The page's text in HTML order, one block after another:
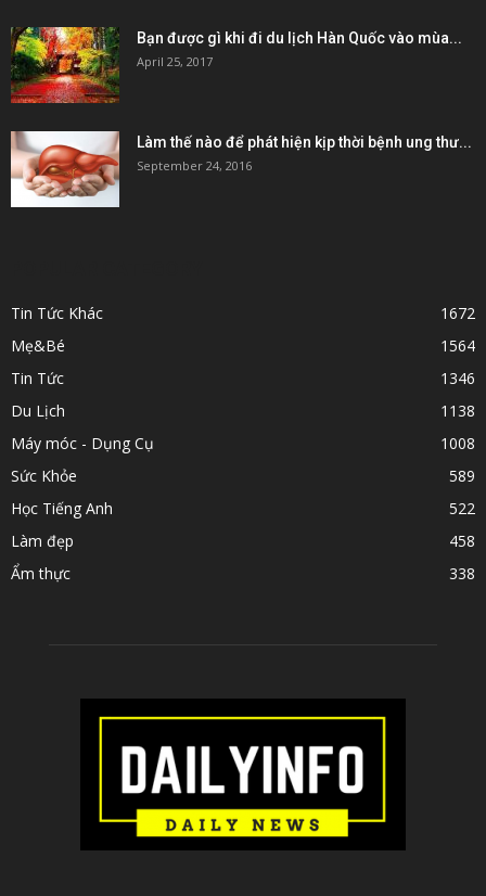
Bạn được gì khi đi du lịch Hàn Quốc vào mùa...
April 25, 2017
Làm thế nào để phát hiện kịp thời bệnh ung thư...
September 24, 2016
Tin Tức Khác
1672
Mẹ&Bé
1564
Tin Tức
1346
Du Lịch
1138
Máy móc - Dụng Cụ
1008
Sức Khỏe
589
Học Tiếng Anh
522
Làm đẹp
458
Ẩm thực
338